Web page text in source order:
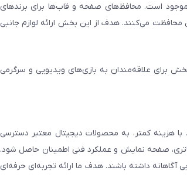
موجود است. محافظ‌های صفحه و قاب‌ها برای برندهای
می‌کنند. هدف از این بخش ارائه لوازم جانبی
برای علاقه‌مندان به بازی‌های ویدیویی و سرگرمی
هزینه کمتر، به محصولات دیجیتال معتبر دسترسی
صفحه نمایش و عملکرد فنی اطمینان حاصل شود.
آگاهانه داشته باشند. هدف ما ارائه تجربه‌ای حرفه‌ای